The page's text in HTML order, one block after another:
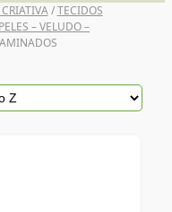
/TECIDOS
– VELUDO –